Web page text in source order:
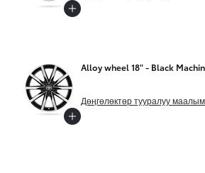
Alloy wheel 18" - Black
Дөңгөлөктөр тууралуу